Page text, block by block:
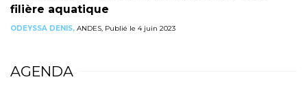
filière aquatique
ODEYSSA DENIS, ANDES, Publié le 4 juin 2023
AGENDA